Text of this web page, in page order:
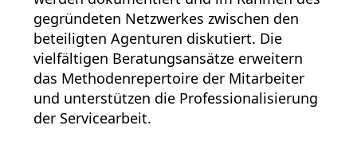
gegründeten Netzwerkes zwischen den
beteiligten Agenturen diskutiert. Die
vielfältigen Beratungsansätze erweitern
das Methodenrepertoire der Mitarbeiter
und unterstützen die Professionalisierung
der Servicearbeit.